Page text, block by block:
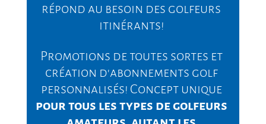
répond au besoin des golfeurs
itinérants!
Promotions de toutes sortes et
création d'abonnements golf
personnalisés! Concept unique
pour tous les types de golfeurs